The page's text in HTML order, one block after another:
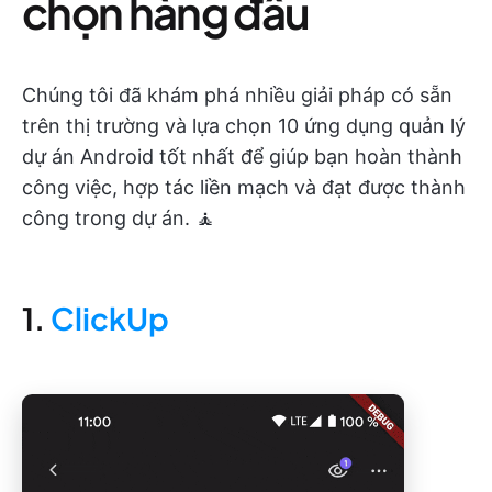
chọn hàng đầu
Chúng tôi đã khám phá nhiều giải pháp có sẵn
trên thị trường và lựa chọn 10 ứng dụng quản lý
dự án Android tốt nhất để giúp bạn hoàn thành
công việc, hợp tác liền mạch và đạt được thành
công trong dự án. 🧘
1. ClickUp